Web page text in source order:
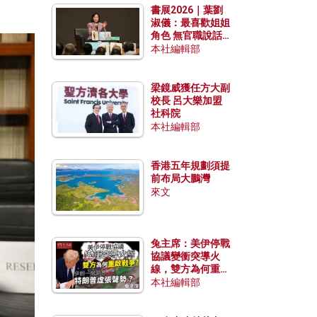
書展2026｜葉劉
淑儀：最喜歡姐姐
角色 無官職說話
包袱少
本社編輯部
梁鏡威獲任方大副
校長 呂大樂加盟
社科院
本社編輯部
香港五年規劃須提
前布局大鵬灣
來文
兔主席：美伊停戰
協議變衝突導火
線，雙方為何重啟
戰爭？伊朗一早洞
本社編輯部